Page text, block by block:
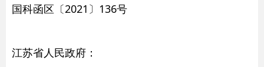
国科函区〔2021〕136号
江苏省人民政府：